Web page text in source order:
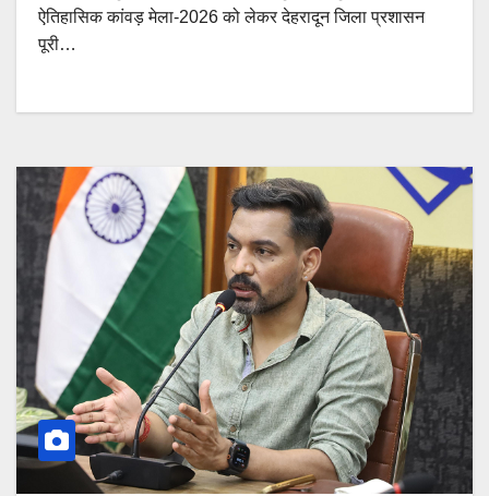
ऐतिहासिक कांवड़ मेला-2026 को लेकर देहरादून जिला प्रशासन
पूरी…